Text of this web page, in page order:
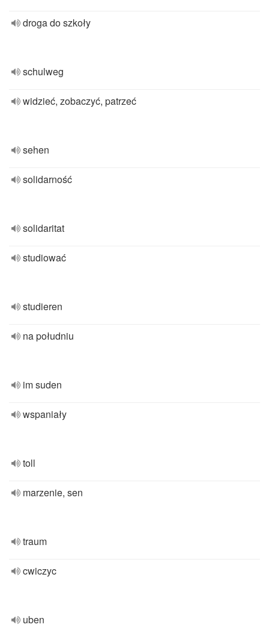
droga do szkoły
schulweg
widzieć, zobaczyć, patrzeć
sehen
solidarność
solidaritat
studiować
studieren
na południu
im suden
wspaniały
toll
marzenie, sen
traum
cwiczyc
uben